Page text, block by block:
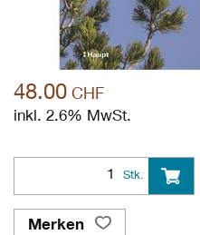
48.00 CHF
inkl. 2.6% MwSt.
Stk.
Merken